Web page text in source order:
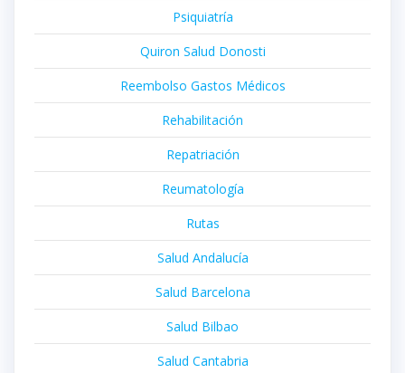
Psiquiatría
Quiron Salud Donosti
Reembolso Gastos Médicos
Rehabilitación
Repatriación
Reumatología
Rutas
Salud Andalucía
Salud Barcelona
Salud Bilbao
Salud Cantabria